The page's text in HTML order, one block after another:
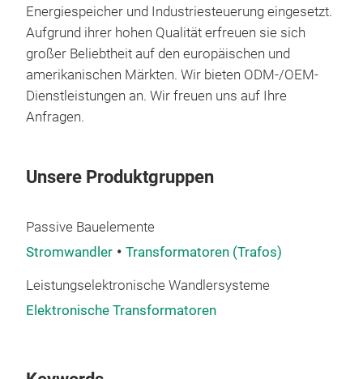
Energiespeicher und Industriesteuerung eingesetzt.
Aufgrund ihrer hohen Qualität erfreuen sie sich
großer Beliebtheit auf den europäischen und
amerikanischen Märkten. Wir bieten ODM-/OEM-
Dienstleistungen an. Wir freuen uns auf Ihre
Anfragen.
Unsere Produktgruppen
Passive Bauelemente
Stromwandler
Transformatoren (Trafos)
Leistungselektronische Wandlersysteme
Elektronische Transformatoren